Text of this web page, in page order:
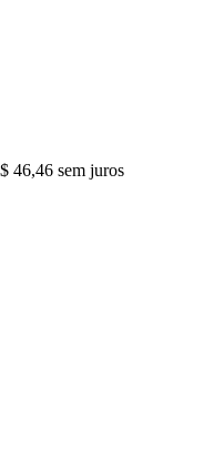
46,46 sem juros